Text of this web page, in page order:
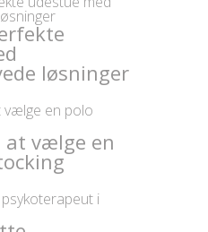
løsninger
at vælge en